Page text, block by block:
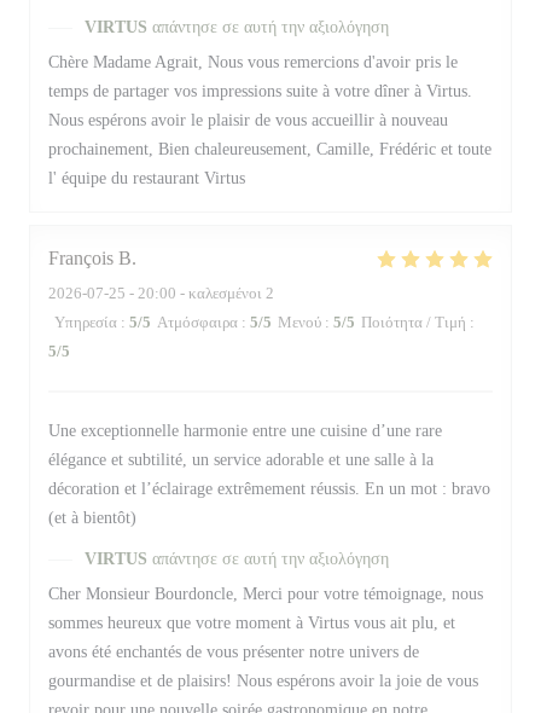
VIRTUS απάντησε σε αυτή την αξιολόγηση
Chère Madame Agrait, Nous vous remercions d'avoir pris le
temps de partager vos impressions suite à votre dîner à Virtus.
Nous espérons avoir le plaisir de vous accueillir à nouveau
prochainement, Bien chaleureusement, Camille, Frédéric et toute
l' équipe du restaurant Virtus
François B
2026-07-25 - 20:00 - καλεσμένοι 2
Υπηρεσία : 5/5 Ατμόσφαιρα : 5/5 Μενού : 5/5 Ποιότητα / Τιμή :
5/5
Une exceptionnelle harmonie entre une cuisine d’une rare
élégance et subtilité, un service adorable et une salle à la
décoration et l’éclairage extrêmement réussis. En un mot : bravo
(et à bientôt)
VIRTUS απάντησε σε αυτή την αξιολόγηση
Cher Monsieur Bourdoncle, Merci pour votre témoignage, nous
sommes heureux que votre moment à Virtus vous ait plu, et
avons été enchantés de vous présenter notre univers de
gourmandise et de plaisirs! Nous espérons avoir la joie de vous